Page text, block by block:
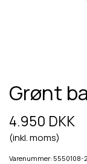
Grønt
4.950 DKK
(inkl. moms)
Varenummer: 5550108-